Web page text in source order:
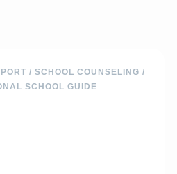
/ SCHOOL COUNSELING /
SCHOOL GUIDE